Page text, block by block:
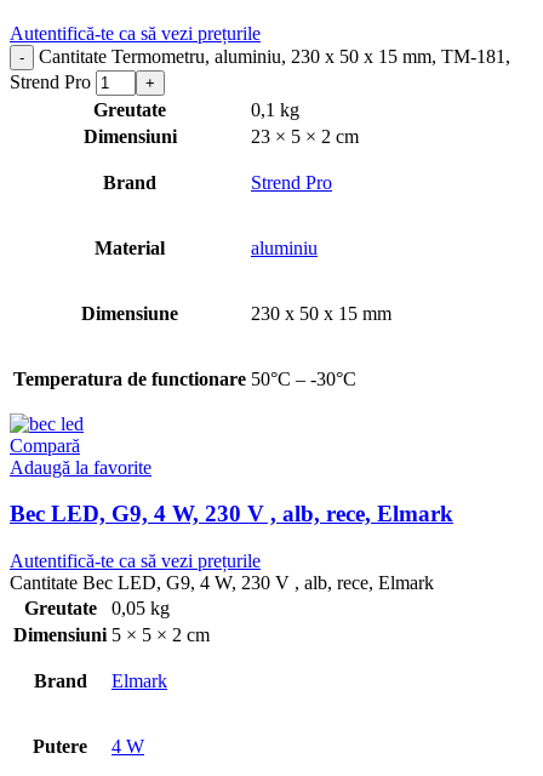
Autentifică-te ca să vezi prețurile
Cantitate Termometru, aluminiu, 230 x 50 x 15 mm, TM-181,
Strend Pro
Greutate
0,1 kg
Dimensiuni
23 × 5 × 2 cm
Brand Strend Pro
Material aluminiu
Dimensiune 230 x 50 x 15 mm
Temperatura de functionare 50°C – -30°C
Compară
Adaugă la favorite
Bec LED, G9, 4 W, 230 V , alb, rece, Elmark
Autentifică-te ca să vezi prețurile
Cantitate Bec LED, G9, 4 W, 230 V , alb, rece, Elmark
Greutate
0,05 kg
Dimensiuni 5 × 5 × 2 cm
Brand Elmark
Putere 4 W